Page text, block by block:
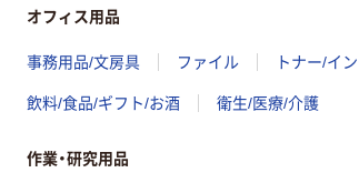
オフィス用品
事務用品/文房具 ファイル トナー/イ
飲料/食品/ギフト/お酒 衛生/医療/介護
作業・研究用品